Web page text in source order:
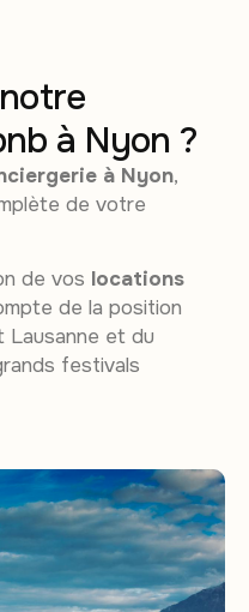
à Nyon ?
à Nyon,
de votre
de vos locations
de la position
et du
festivals